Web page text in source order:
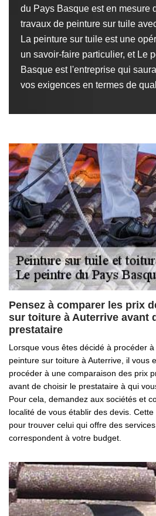
du Pays Basque est en mesure
travaux de peinture sur tuile
La peinture sur tuile est une
un savoir-faire particulier, et Le
Basque est l'entreprise qui
vos exigences en termes de
Pensez à comparer les prix
sur toiture à Auterrive avant
prestataire
Lorsque vous êtes décidé à procéder
peinture sur toiture à Auterrive, il vous
procéder à une comparaison des prix
avant de choisir le prestataire à qui
Pour cela, demandez aux sociétés et
localité de vous établir des devis.
pour trouver celui qui offre des
correspondent à votre budget.